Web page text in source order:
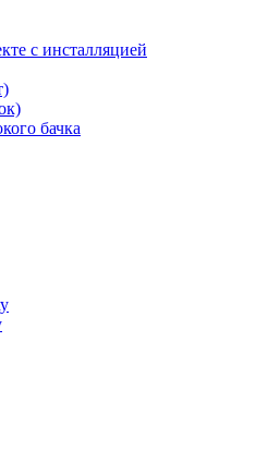
с инсталляцией
бачка